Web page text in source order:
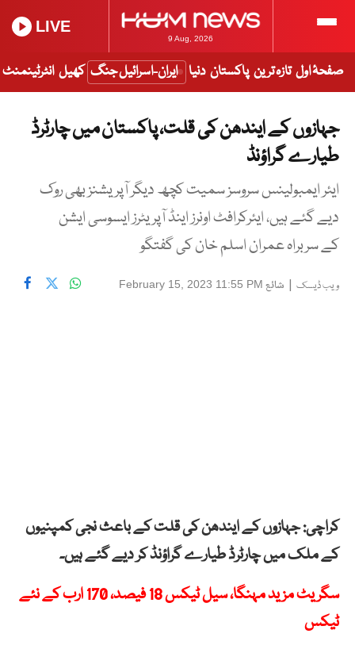
9 Aug, 2026
LIVE
صفحۂ اول تازہ ترین پاکستان دنیا ایران-اسرائیل جنگ کھیل انٹرٹینمنٹ
جہازوں کے ایندھن کی قلت، پاکستان میں چارٹرڈ
طیارے گراؤنڈ
ایئر ایمبولینس سروسز سمیت کچھ دیگر آپریشنز بھی روک
دیے گئے ہیں، ایئرکرافٹ اونرز اینڈ آپریٹرز ایسوسی ایشن
کے سربراہ عمران اسلم خان کی گفتگو
ویب ڈیسک | شائع February 15, 2023 11:55 PM
کراچی: جہازوں کے ایندھن کی قلت کے باعث نجی کمپنیوں
کے ملک میں چارٹرڈ طیارے گراؤنڈ کر دیے گئے ہیں۔
سگریٹ مزید مہنگا، سیل ٹیکس 18 فیصد، 170 ارب کے نئے
ٹیکس